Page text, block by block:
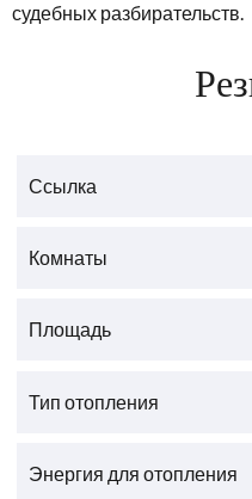
судебных разбирательств.
Ссылка
Комнаты
Площадь
Тип отопления
Энергия для отопления